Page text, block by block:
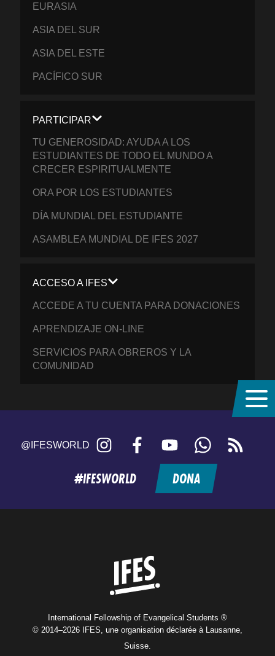
EURASIA
ASIA DEL SUR
ASIA DEL ESTE
PACÍFICO SUR
PARTICIPAR
TU GENEROSIDAD: AYUDA A LOS
ESTUDIANTES DE TODO EL MUNDO A
CRECER ESPIRITUALMENTE
ORA POR LOS ESTUDIANTES
DÍA MUNDIAL DEL ESTUDIANTE
ASAMBLEA MUNDIAL DE IFES 2027
ACCESO A IFES
ACCEDE A TU CUENTA PARA DONACIONES
APRENDIZAJE ON-LINE
SERVICIOS PARA OBREROS Y LA
COMUNIDAD
@IFESWORLD Instagram Facebook YouTube WhatsApp
#IFESWORLD DONA
International Fellowship of Evangelical Students ®
© 2014–2026 IFES, une organisation déclarée à Lausanne,
Suisse.